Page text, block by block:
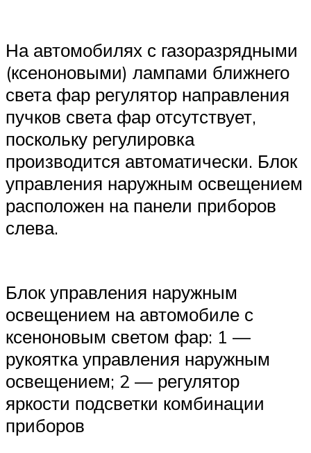
На автомобилях с газоразрядными
(ксеноновыми) лампами ближнего
света фар регулятор направления
пучков света фар отсутствует,
поскольку регулировка
производится автоматически. Блок
управления наружным освещением
расположен на панели приборов
слева.
Блок управления наружным
освещением на автомобиле с
ксеноновым светом фар: 1 —
рукоятка управления наружным
освещением; 2 — регулятор
яркости подсветки комбинации
приборов